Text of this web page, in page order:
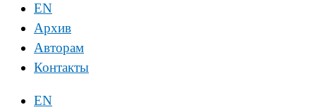
EN
Архив
Авторам
Контакты
EN